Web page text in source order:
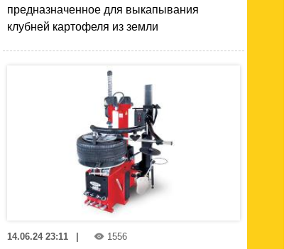
предназначенное для выкапывания
клубней картофеля из земли
14.06.24 23:11 1556